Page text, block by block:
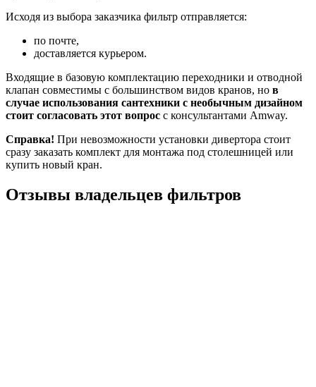
Исходя из выбора заказчика фильтр отправляется:
по почте,
доставляется курьером.
Входящие в базовую комплектацию переходники и отводной
клапан совместимы с большинством видов кранов, но в
случае использования сантехники с необычным дизайном
стоит согласовать этот вопрос с консультантами Amway.
Справка! При невозможности установки дивертора стоит
сразу заказать комплект для монтажа под столешницей или
купить новый кран.
Отзывы владельцев фильтров